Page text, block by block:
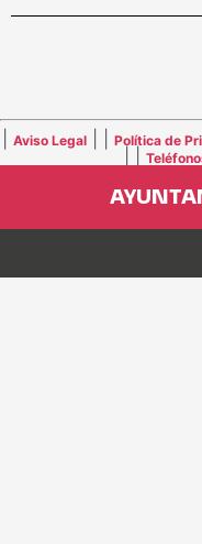
Aviso Legal Política de